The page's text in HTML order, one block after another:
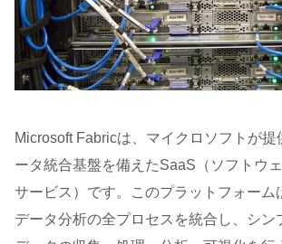
Microsoft Fabricは、マイクロソフトが提
ータ統合基盤を備えたSaaS（ソフトウ
サービス）です。このプラットフォーム
データ分析の全プロセスを統合し、シン